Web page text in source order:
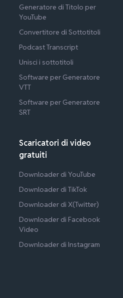
Generatore di Titolo per
YouTube
Convertitore di Sottotitoli
Podcast Transcript
Unisci i sottotitoli
Software per Generatore
VTT
Software per Generatore
SRT
Scaricatori di video
gratuiti
Downloader di YouTube
Downloader di TikTok
Downloader di X(Twitter)
Downloader di Facebook
Video
Downloader di Instagram